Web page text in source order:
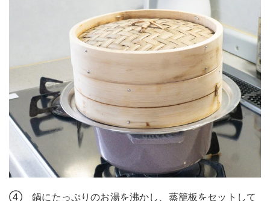
④ 鍋にたっぷりのお湯を沸かし、蒸籠板をセットして